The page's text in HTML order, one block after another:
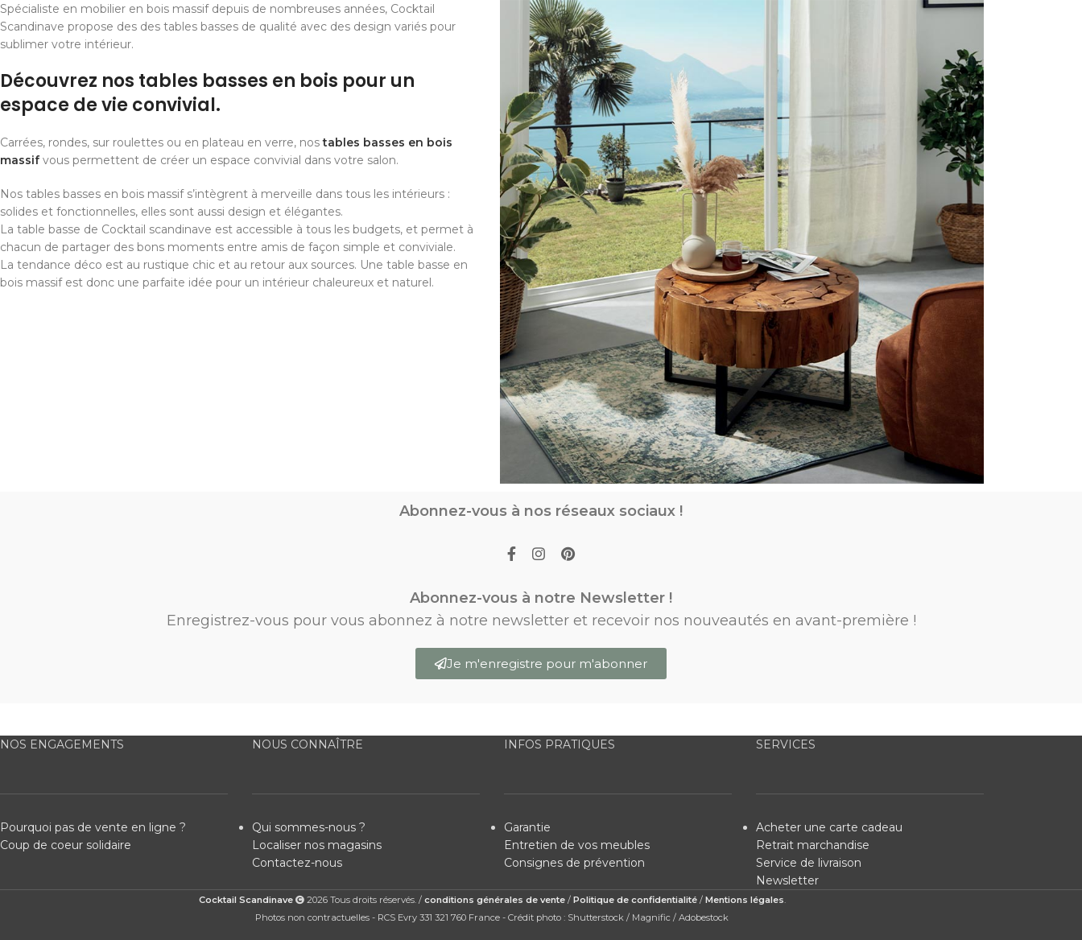
Spécialiste en mobilier en bois massif depuis de nombreuses années, Cocktail
Scandinave propose des des tables basses de qualité avec des design variés pour
sublimer votre intérieur.
Découvrez nos tables basses en bois pour un
espace de vie convivial.
Carrées, rondes, sur roulettes ou en plateau en verre, nostables basses en bois
massifvous permettent de créer un espace convivial dans votre salon.
Nos tables basses en bois massif s’intègrent à merveille dans tous les intérieurs :
solides et fonctionnelles, elles sont aussi design et élégantes.
La table basse de Cocktail scandinave est accessible à tous les budgets, et permet à
chacun de partager des bons moments entre amis de façon simple et conviviale.
La tendance déco est au rustique chic et au retour aux sources. Une table basse en
bois massif est donc une parfaite idée pour un intérieur chaleureux et naturel.
Abonnez-vous à nos réseaux sociaux !
Abonnez-vous à notre Newsletter !
Enregistrez-vous pour vous abonnez à notre newsletter et recevoir nos nouveautés en avant-première !
Je m'enregistre pour m'abonner
NOS ENGAGEMENTS
Pourquoi pas de vente en ligne ?
Coup de coeur solidaire
NOUS CONNAÎTRE
Qui sommes-nous ?
Localiser nos magasins
Contactez-nous
INFOS PRATIQUES
Garantie
Entretien de vos meubles
Consignes de prévention
SERVICES
Acheter une carte cadeau
Retrait marchandise
Service de livraison
Newsletter
Cocktail Scandinave 2026 Tous droits réservés. / conditions générales de vente/ Politique de confidentialité/ Mentions légales
Photos non contractuelles - RCS Evry 331 321 760 France - Crédit photo : Shutterstock / Magnific / Adobestock